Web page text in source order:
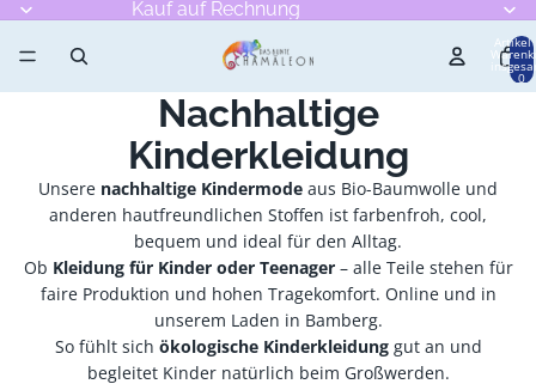
Kauf auf Rechnung
Artikel
0
Nachhaltige
Kinderkleidung
Unsere nachhaltige Kindermode aus Bio-Baumwolle und
anderen hautfreundlichen Stoffen ist farbenfroh, cool,
bequem und ideal für den Alltag.
Ob Kleidung für Kinder oder Teenager– alle Teile stehen für
faire Produktion und hohen Tragekomfort. Online und in
unserem Laden in Bamberg.
So fühlt sich ökologische Kinderkleidunggut an und
begleitet Kinder natürlich beim Großwerden.